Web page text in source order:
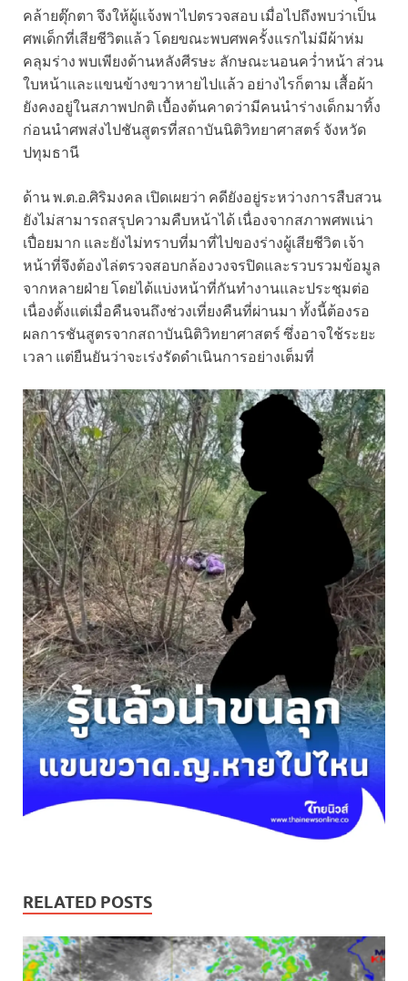
คล้ายตุ๊กตา จึงให้ผู้แจ้งพาไปตรวจสอบ เมื่อไปถึงพบว่าเป็น
ศพเด็กที่เสียชีวิตแล้ว โดยขณะพบศพครั้งแรกไม่มีผ้าห่ม
คลุมร่าง พบเพียงด้านหลังศีรษะ ลักษณะนอนคว่ำหน้า ส่วน
ใบหน้าและแขนข้างขวาหายไปแล้ว อย่างไรก็ตาม เสื้อผ้า
ยังคงอยู่ในสภาพปกติ เบื้องต้นคาดว่ามีคนนำร่างเด็กมาทิ้ง
ก่อนนำศพส่งไปชันสูตรที่สถาบันนิติวิทยาศาสตร์ จังหวัด
ปทุมธานี
ด้าน พ.ต.อ.ศิริมงคล เปิดเผยว่า คดียังอยู่ระหว่างการสืบสวน
ยังไม่สามารถสรุปความคืบหน้าได้ เนื่องจากสภาพศพเน่า
เปื่อยมาก และยังไม่ทราบที่มาที่ไปของร่างผู้เสียชีวิต เจ้า
หน้าที่จึงต้องไล่ตรวจสอบกล้องวงจรปิดและรวบรวมข้อมูล
จากหลายฝ่าย โดยได้แบ่งหน้าที่กันทำงานและประชุมต่อ
เนื่องตั้งแต่เมื่อคืนจนถึงช่วงเที่ยงคืนที่ผ่านมา ทั้งนี้ต้องรอ
ผลการชันสูตรจากสถาบันนิติวิทยาศาสตร์ ซึ่งอาจใช้ระยะ
เวลา แต่ยืนยันว่าจะเร่งรัดดำเนินการอย่างเต็มที่
RELATED POSTS